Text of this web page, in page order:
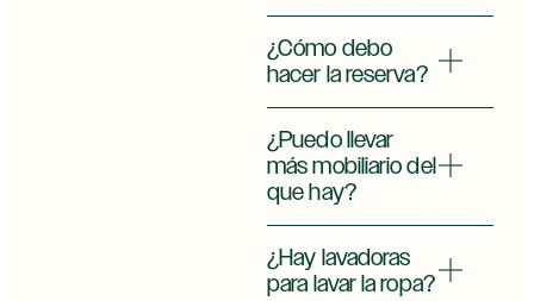
¿Cómo debo
hacer la reserva?
¿Puedo llevar
más mobiliario del
que hay?
¿Hay lavadoras
para lavar la ropa?